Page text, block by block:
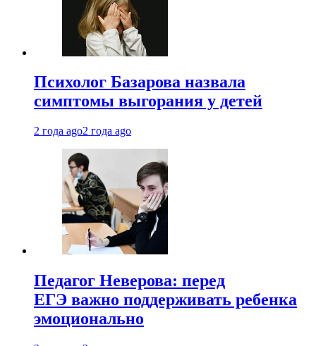
Психолог Базарова назвала
симптомы выгорания у детей
2 года ago2 года ago
Педагог Неверова: перед
ЕГЭ важно поддерживать ребенка
эмоционально